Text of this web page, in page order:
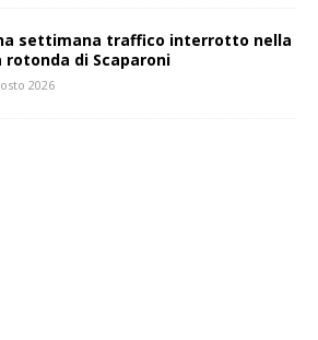
settimana traffico interrotto nella
rotonda di Scaparoni
2026